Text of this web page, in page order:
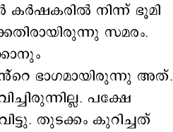
കർഷകരിൽ നിന്ന് ഭൂമി
സമരം.
ഭാഗമായിരുന്നു അത്.
പക്ഷേ
തുടക്കം കുറിച്ചത്